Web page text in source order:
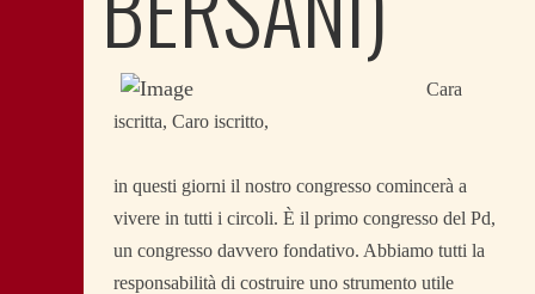
Cara
iscritta, Caro iscritto,
in questi giorni il nostro congresso comincerà a
vivere in tutti i circoli. È il primo congresso del Pd,
un congresso davvero fondativo. Abbiamo tutti la
responsabilità di costruire uno strumento utile